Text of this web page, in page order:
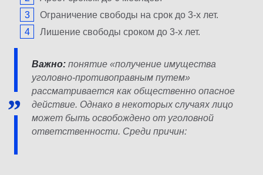
Ограничение свободы на срок до 3-х лет.
Лишение свободы сроком до 3-х лет.
Важно: понятие «получение имущества
уголовно-противоправным путем»
рассматривается как общественно опасное
действие. Однако в некоторых случаях лицо
может быть освобождено от уголовной
ответственности. Среди причин: